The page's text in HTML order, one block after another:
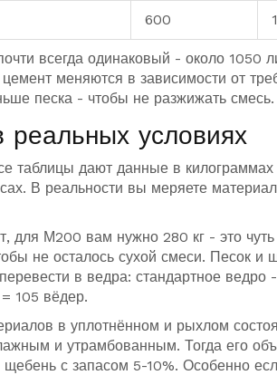
600
всегда одинаковый - около 1050
меняются в зависимости от
песка - чтобы не разжижать смесь.
реальных условиях
таблицы дают данные в
В реальности вы меряете
для М200 вам нужно 280 кг - это
не осталось сухой смеси. Песок и
в ведра: стандартное ведро
105 вёдер.
в уплотнённом и рыхлом
и утрамбованным. Тогда его
с запасом 5-10%. Особенно